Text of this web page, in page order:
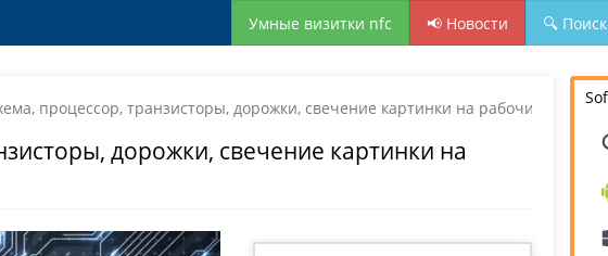
Умные визитки nfc 📢 Новости 🔍 Поиск
процессор, транзисторы, дорожки, свечение картинки на рабочий стол,
дорожки, свечение картинки на